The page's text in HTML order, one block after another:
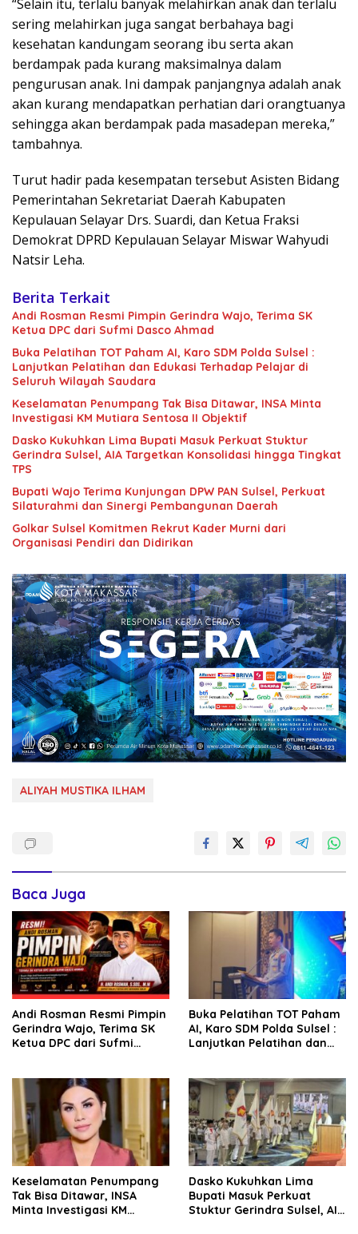
“Selain itu, terlalu banyak melahirkan anak dan terlalu
sering melahirkan juga sangat berbahaya bagi
kesehatan kandungam seorang ibu serta akan
berdampak pada kurang maksimalnya dalam
pengurusan anak. Ini dampak panjangnya adalah anak
akan kurang mendapatkan perhatian dari orangtuanya
sehingga akan berdampak pada masadepan mereka,”
tambahnya.
Turut hadir pada kesempatan tersebut Asisten Bidang
Pemerintahan Sekretariat Daerah Kabupaten
Kepulauan Selayar Drs. Suardi, dan Ketua Fraksi
Demokrat DPRD Kepulauan Selayar Miswar Wahyudi
Natsir Leha.
Berita Terkait
Andi Rosman Resmi Pimpin Gerindra Wajo, Terima SK
Ketua DPC dari Sufmi Dasco Ahmad
Buka Pelatihan TOT Paham AI, Karo SDM Polda Sulsel :
Lanjutkan Pelatihan dan Edukasi Terhadap Pelajar di
Seluruh Wilayah Saudara
Keselamatan Penumpang Tak Bisa Ditawar, INSA Minta
Investigasi KM Mutiara Sentosa II Objektif
Dasko Kukuhkan Lima Bupati Masuk Perkuat Stuktur
Gerindra Sulsel, AIA Targetkan Konsolidasi hingga Tingkat
TPS
Bupati Wajo Terima Kunjungan DPW PAN Sulsel, Perkuat
Silaturahmi dan Sinergi Pembangunan Daerah
Golkar Sulsel Komitmen Rekrut Kader Murni dari
Organisasi Pendiri dan Didirikan
ALIYAH MUSTIKA ILHAM
Baca Juga
Andi Rosman Resmi Pimpin
Gerindra Wajo, Terima SK
Ketua DPC dari Sufmi
Buka Pelatihan TOT Paham
AI, Karo SDM Polda Sulsel :
Lanjutkan Pelatihan dan
Keselamatan Penumpang
Tak Bisa Ditawar, INSA
Minta Investigasi KM
Dasko Kukuhkan Lima
Bupati Masuk Perkuat
Stuktur Gerindra Sulsel, AIA